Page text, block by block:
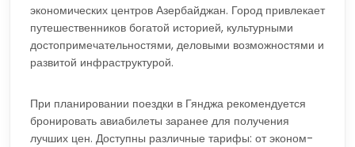
экономических центров Азербайджан. Город привлекает
путешественников богатой историей, культурными
достопримечательностями, деловыми возможностями и
развитой инфраструктурой.
При планировании поездки в Гянджа рекомендуется
бронировать авиабилеты заранее для получения
лучших цен. Доступны различные тарифы: от эконом-